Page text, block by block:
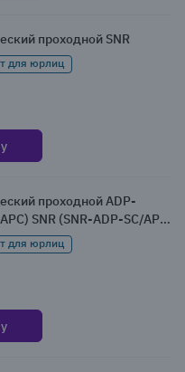
проходной SNR
для юрлиц
проходной ADP-
SNR (SNR-ADP-SC/APC
для юрлиц